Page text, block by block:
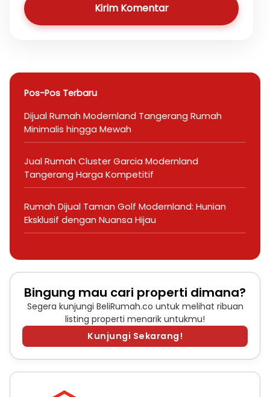
Kirim Komentar
Pos-Pos Terbaru
Dijual Rumah Modernland Tangerang Rumah
Minimalis hingga Mewah
Jual Rumah Cluster Garcia Modernland
Tangerang Harga Kompetitif
Rumah Dijual Taman Golf Modernland: Hunian
Eksklusif dengan Nuansa Hijau
Bingung mau cari properti dimana?
Segera kunjungi BeliRumah.co untuk melihat ribuan
listing properti menarik untukmu!
Kunjungi Sekarang!